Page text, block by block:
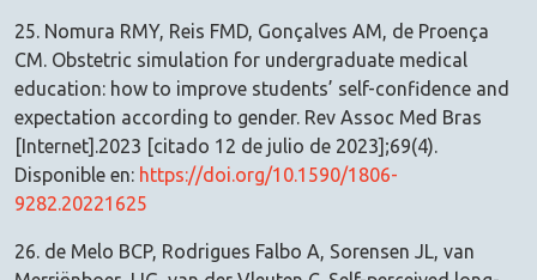
25. Nomura RMY, Reis FMD, Gonçalves AM, de Proença
CM. Obstetric simulation for undergraduate medical
education: how to improve students’ self-confidence and
expectation according to gender. Rev Assoc Med Bras
[Internet].2023 [citado 12 de julio de 2023];69(4).
Disponible en: https://doi.org/10.1590/1806-
9282.20221625
26. de Melo BCP, Rodrigues Falbo A, Sorensen JL, van